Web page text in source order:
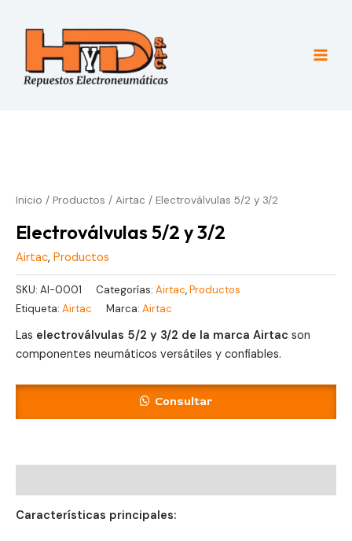
contenido
Main
Inicio / Productos / Airtac / Electroválvulas 5/2 y 3/2
Electroválvulas 5/2 y 3/2
Airtac, Productos
SKU: AI-0001 Categorías: Airtac,Productos
Etiqueta: Airtac Marca: Airtac
Las electroválvulas 5/2 y 3/2 de la marca Airtac son
componentes neumáticos versátiles y confiables.
Consultar
Características principales: